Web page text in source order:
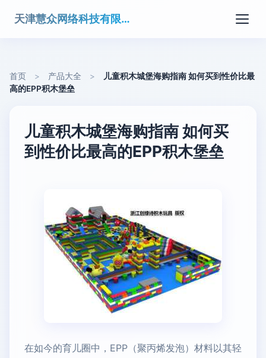
天津慧众网络科技有限公司
首页 > 产品大全 >
儿童积木城堡海购指南 如何买到性价比最
高的EPP积木堡垒
儿童积木城堡海购指南 如何买
到性价比最高的EPP积木堡垒
在如今的育儿圈中，EPP（聚丙烯发泡）材料以其轻